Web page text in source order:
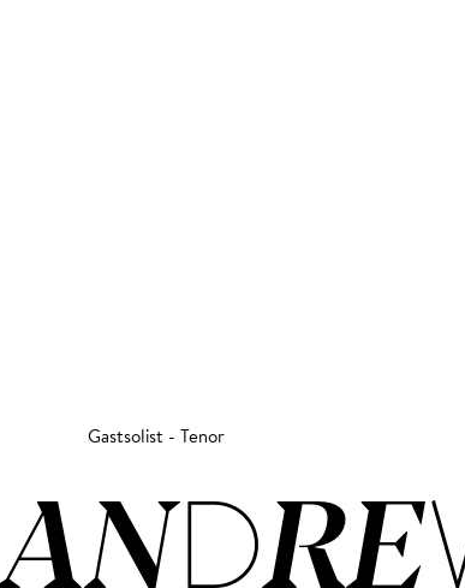
Gastsolist - Tenor